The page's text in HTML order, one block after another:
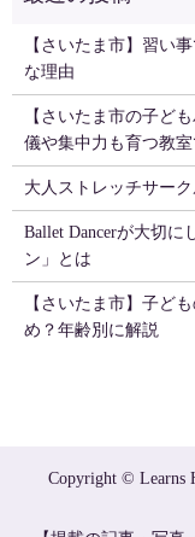
【さいたま市】習い
な理由
【さいたま市の子ど
儀や集中力も育つ教室
大人ストレッチサー
Ballet Dancerが大切
ン」とは
【さいたま市】子ど
め？年齢別に解説
Copyright © Learns